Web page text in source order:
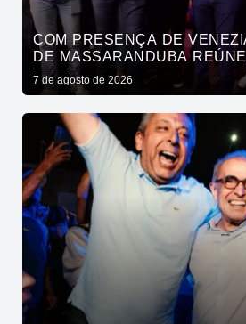
COM PRESENÇA DE
DE MASSARANDUBA
ANUNCIA APOIO A CÍCERO
7 de agosto de 2026